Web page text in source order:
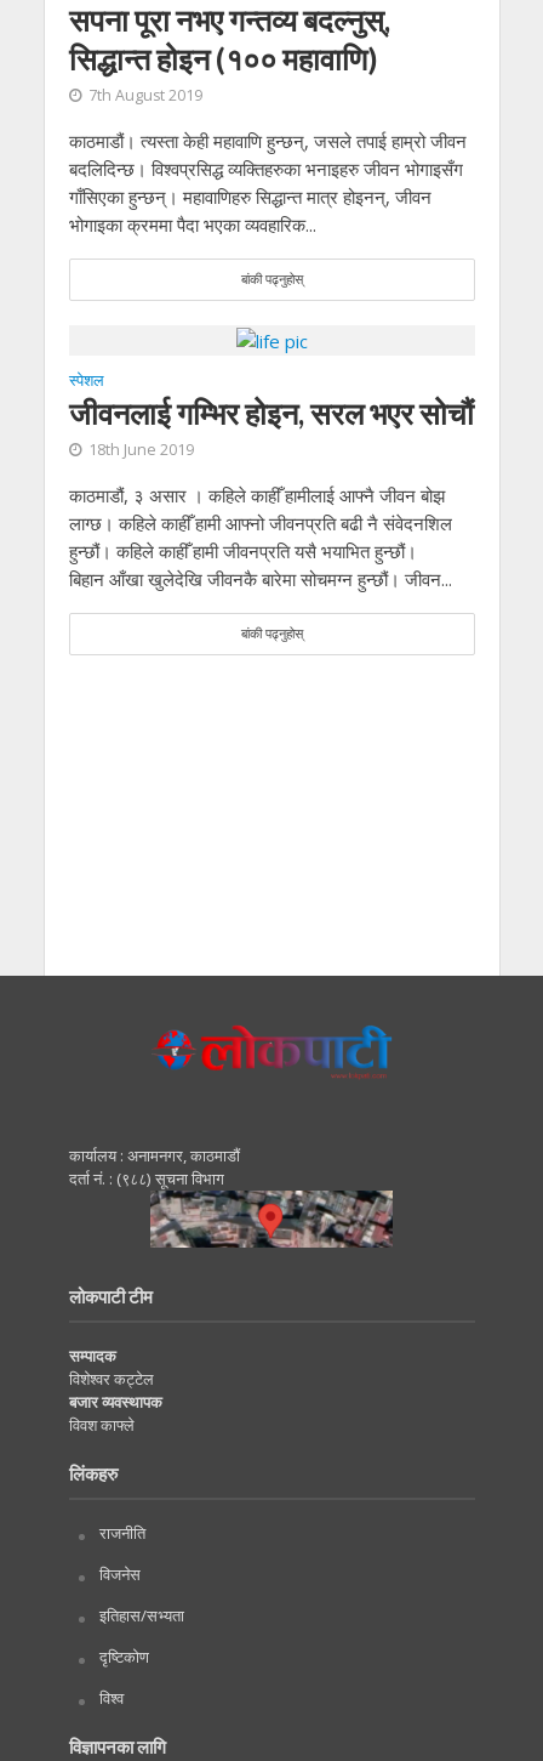
सपना पूरा नभए गन्तव्य बदल्नुस्,
सिद्धान्त होइन (१०० महावाणि)
7th August 2019
काठमाडौं। त्यस्ता केही महावाणि हुन्छन्, जसले तपाई हाम्रो जीवन
बदलिदिन्छ। विश्वप्रसिद्ध व्यक्तिहरुका भनाइहरु जीवन भोगाइसँग
गाँसिएका हुन्छन्। महावाणिहरु सिद्धान्त मात्र होइनन्, जीवन
भोगाइका क्रममा पैदा भएका व्यवहारिक...
बांकी पढ्नुहोस्
स्पेशल
जीवनलाई गम्भिर होइन, सरल भएर सोचौं
18th June 2019
काठमाडौं, ३ असार । कहिले काहीँ हामीलाई आफ्नै जीवन बोझ
लाग्छ। कहिले काहीँ हामी आफ्नो जीवनप्रति बढी नै संवेदनशिल
हुन्छौं। कहिले काहीँ हामी जीवनप्रति यसै भयाभित हुन्छौं।
बिहान आँखा खुलेदेखि जीवनकै बारेमा सोचमग्न हुन्छौं। जीवन...
बांकी पढ्नुहोस्
कार्यालय : अनामनगर, काठमाडाैं
दर्ता नं. : (९८८) सूचना विभाग
लोकपाटी टीम
सम्पादक
विशेश्वर कट्टेल
बजार व्यवस्थापक
विवश काफ्ले
लिंकहरु
राजनीति
विजनेस
इतिहास/सभ्यता
दृष्टिकोण
विश्व
विज्ञापनका लागि